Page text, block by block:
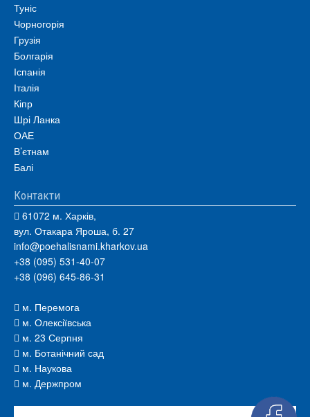
Туніс
Чорногорія
Грузія
Болгарія
Іспанія
Італія
Кіпр
Шрі Ланка
ОАЕ
В’єтнам
Балі
Контакти
61072 м. Харків,
вул. Отакара Яроша, б. 27
info@poehalisnami.kharkov.ua
+38 (095) 531-40-07
+38 (096) 645-86-31
м. Перемога
м. Олексіївська
м. 23 Серпня
м. Ботанічний сад
м. Наукова
м. Держпром